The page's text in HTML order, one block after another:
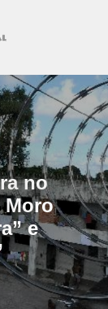
no
Moro
e